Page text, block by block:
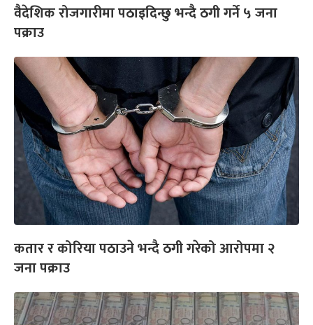
वैदेशिक रोजगारीमा पठाइदिन्छु भन्दै ठगी गर्ने ५ जना
पक्राउ
कतार र कोरिया पठाउने भन्दै ठगी गरेको आरोपमा २
जना पक्राउ